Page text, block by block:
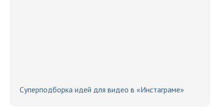
Суперподборка идей для видео в «Инстаграме»